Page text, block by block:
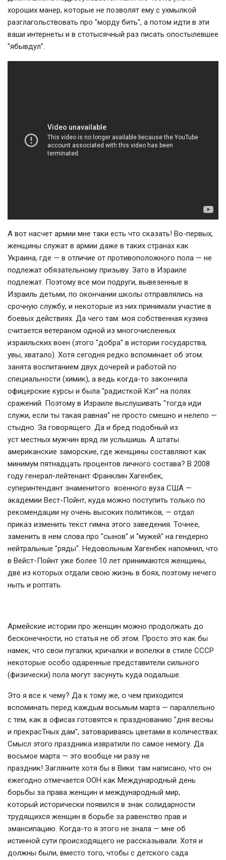
хороших манер, которые не позволят ему с ухмылкой
разглагольствовать про "морду бить", а потом идти в эти
ваши интернеты и в стотысячный раз писать опостылевшее
"ябывдул".
А вот насчет армии мне таки есть что сказать! Во-первых,
женщины служат в армии даже в таких странах как
Украина, где — в отличие от противоположного пола — не
подлежат обязательному призыву. Зато в Израиле
подлежат. Поэтому все мои подруги, вывезенные в
Израиль детьми, по окончании школы отправлялись на
срочную службу, и некоторые из них принимали участие в
боевых действиях. Да чего там: моя собственная кузина
считается ветераном одной из многочисленных
израильских воен (этого "добра" в истории государства,
увы, хватало). Хотя сегодня редко вспоминает об этом:
занята воспитанием двух дочерей и работой по
специальности (химик), а ведь когда-то закончила
офицерские курсы и была "радисткой Кэт" на полях
сражений. Поэтому в Израиле выслушивать "тогда иди
служи, если ты такая равная" не просто смешно и нелепо —
стыдно. За говорящего. Да и бред подобный из
уст местных мужчин вряд ли услышишь. А штаты
американские заморские, где женщины составляют как
минимум пятнадцать процентов личного состава? В 2008
году генерал-лейтенант Франклин Хагенбек,
суперинтендант знаменитого военного вуза США —
академии Вест-Пойнт, куда можно поступить только по
рекомендации ну очень высоких политиков, — отдал
приказ изменить текст гимна этого заведения. Точнее,
заменить в нем слова про "сынов" и "мужей" на гендерно
нейтральные "ряды". Недовольным Хагенбек напомнил, что
в Вейст-Пойнт уже более 10 лет принимаются женщины,
две из которых отдали свою жизнь в боях, поэтому нечего
ныть и роптать.
Армейские истории про женщин можно продолжать до
бесконечности, но статья не об этом. Просто это как бы
намек, что свои пугалки, кричалки и вопелки в стиле СССР
некоторые особо одаренные представители сильного
(физически) пола могут засунуть куда подальше.
Это я все к чему? Да к тому же, о чем приходится
вспоминать перед каждым восьмым марта — параллельно
с тем, как в офисах готовятся к празднованию "дня весны
и прекрасТных дам", затовариваясь цветами в количествах.
Смысл этого праздника извратили по самое немогу. Да
восьмое марта — это вообще ни разу не
праздник! Загляните хотя бы в Вики: там написано, что он
ежегодно отмечается ООН как Международный день
борьбы за права женщин и международный мир,
который исторически появился в знак солидарности
трудящихся женщин в борьбе за равенство прав и
эмансипацию. Когда-то я этого не знала — мне об
истинной сути происходящего не рассказывали. Хотя и
должны были, вместо того, чтобы с детского сада